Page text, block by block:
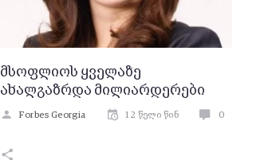
მსოფლიოს ყველაზე
ახალგაზრდა მილიარდერები
Forbes Georgia 12 წელი წინ 0